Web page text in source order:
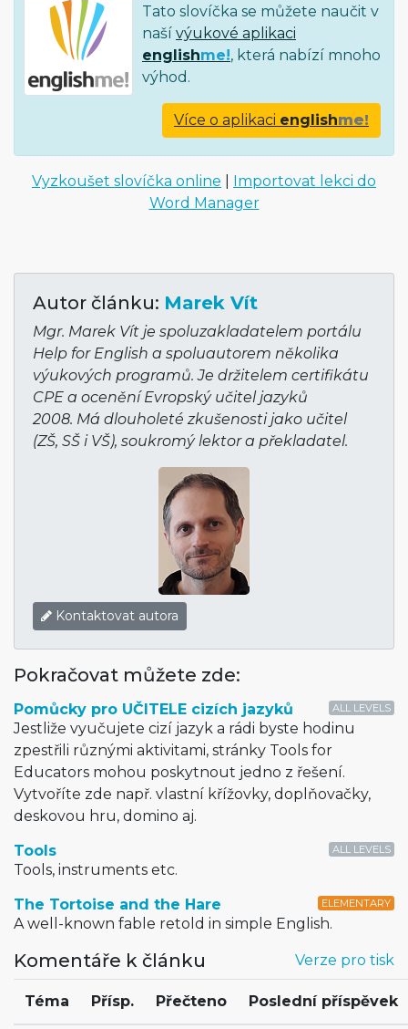
Tato slovíčka se můžete naučit v
naší výukové aplikaci
englishme!, která nabízí mnoho
výhod.
Více o aplikaci englishme!
Vyzkoušet slovíčka online
Importovat lekci do
Word Manager
Autor článku: Marek Vít
Mgr. Marek Vít je spoluzakladatelem portálu
Help for English a spoluautorem několika
výukových programů. Je držitelem certifikátu
CPE a ocenění Evropský učitel jazyků
2008. Má dlouholeté zkušenosti jako učitel
(ZŠ, SŠ i VŠ), soukromý lektor a překladatel.
Kontaktovat autora
Pokračovat můžete zde:
ALL LEVELS
Pomůcky pro UČITELE cizích jazyků
Jestliže vyučujete cizí jazyk a rádi byste hodinu
zpestřili různými aktivitami, stránky Tools for
Educators mohou poskytnout jedno z řešení.
Vytvoříte zde např. vlastní křížovky, doplňovačky,
deskovou hru, domino aj.
ALL LEVELS
Tools
Tools, instruments etc.
ELEMENTARY
The Tortoise and the Hare
A well-known fable retold in simple English.
Verze pro tisk
Komentáře k článku
Téma Přísp. Přečteno Poslední příspěvek